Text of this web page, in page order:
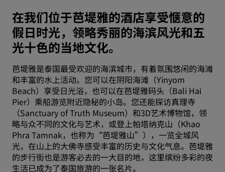
在我们位于芭堤雅的酒店享受惬意的
假日时光，领略秀丽的海滨风光和五
光十色的当地文化。
芭堤雅是泰国最受欢迎的海滨城市，有着氛围悠闲的海滩
和丰富的水上活动。您可以在阴阳海滩（Yinyom
Beach）享受日光浴，也可以在芭堤雅码头（Bali Hai
Pier）乘船游览附近隐秘的小岛。您还能探访真理寺
（Sanctuary of Truth Museum）和3D艺术博物馆，领
略与众不同的文化与艺术，或登上帕塔纳克山（Khao
Phra Tamnak，也称为“芭堤雅山”），一览全城风
光，在山上的大佛寺感受丰富的历史与文化气息。芭堤雅
的步行街也是游客必去的一大目的地，这里缤纷多彩的夜
生活已成为了泰国旅游的一张名片。